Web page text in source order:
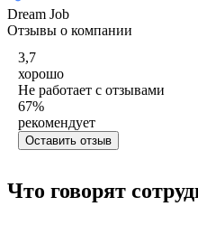
Dream Job
Отзывы о компании
3,7
хорошо
Не работает с отзывами
67%
рекомендует
Оставить отзыв
Что говорят